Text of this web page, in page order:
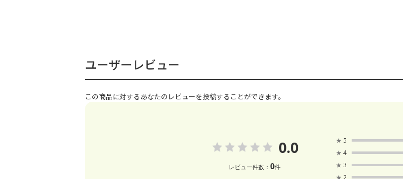
ユーザーレビュー
この商品に対するあなたのレビューを投稿することができます。
0.0
レビュー件数： 0件
★ 5
★ 4
★ 3
★ 2